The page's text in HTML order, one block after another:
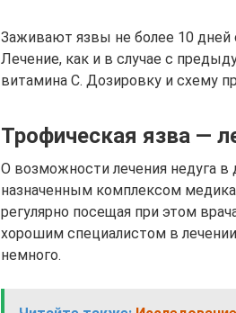
Заживают язвы не более 10 дней
Лечение, как и в случае с
витамина С. Дозировку и схему
Трофическая язва —
О возможности лечения недуга
назначенным комплексом
регулярно посещая при этом
хорошим специалистом в
немного.